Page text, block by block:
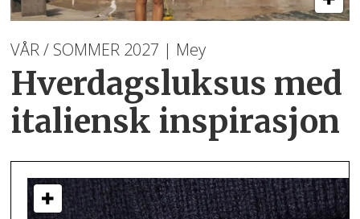
VÅR / SOMMER 2027 | Mey
Hverdagsluksus med
italiensk inspirasjon